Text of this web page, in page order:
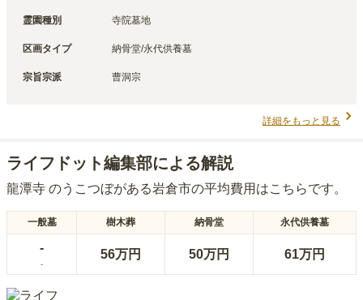
霊園種別 寺院墓地
区画タイプ 納骨堂/永代供養墓
宗旨宗派 曹洞宗
詳細をもっと見る
ライフドット編集部による解説
龍潭寺 のうこつぼがある岩倉市の平均費用はこちらです。
一般墓 樹木葬 納骨堂 永代供養墓
-
-
56万円 50万円 61万円